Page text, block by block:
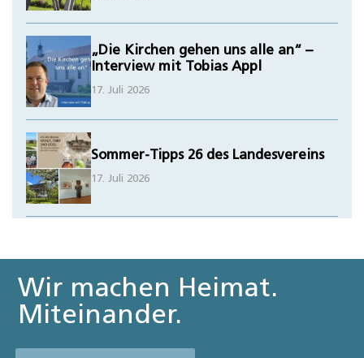
„Die Kirchen gehen uns alle an“ –
Interview mit Tobias Appl
17. Juli 2026
Sommer-Tipps 26 des Landesvereins
17. Juli 2026
Wir machen Heimat.
Miteinander.